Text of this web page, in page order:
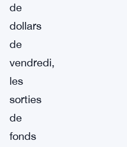
de
dollars
de
vendredi,
les
sorties
de
fonds